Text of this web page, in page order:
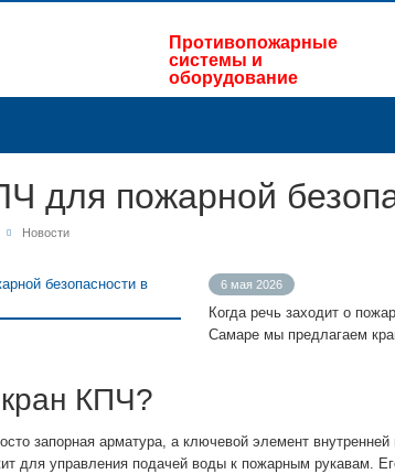
Противопожарные
системы и
оборудование
для пожарной
Новости
6 мая 2026
Когда речь заходит о
Самаре мы предлагаем
КПЧ?
запорная арматура, а ключевой элемент
для управления подачей воды к пожарным рукавам.